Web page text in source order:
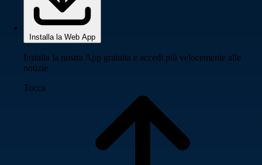
Installa la Web App
Installa la nostra App gratuita e accedi più velocemente alle
notizie
Tocca